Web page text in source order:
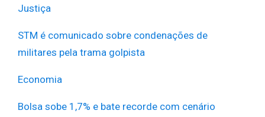
Justiça
STM é comunicado sobre condenações de
militares pela trama golpista
Economia
Bolsa sobe 1,7% e bate recorde com cenário